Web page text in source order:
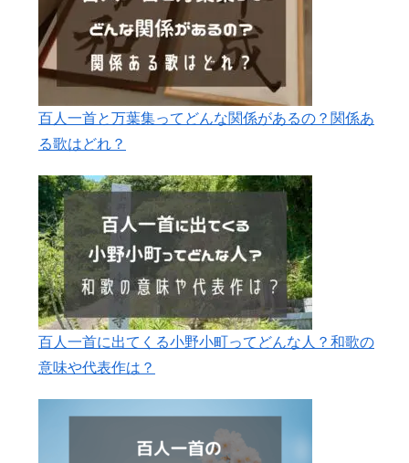
百人一首と万葉集ってどんな関係があるの？関係あ
る歌はどれ？
百人一首に出てくる小野小町ってどんな人？和歌の
意味や代表作は？